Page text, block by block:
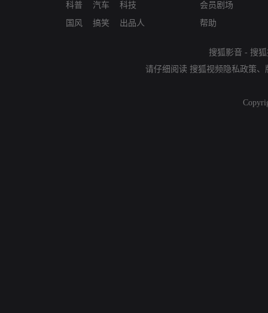
科普
国风
汽车
搞笑
科技
出品人
会员剧场
帮助
搜狐影音 - 搜
请仔细阅读 搜狐视频隐私政策、